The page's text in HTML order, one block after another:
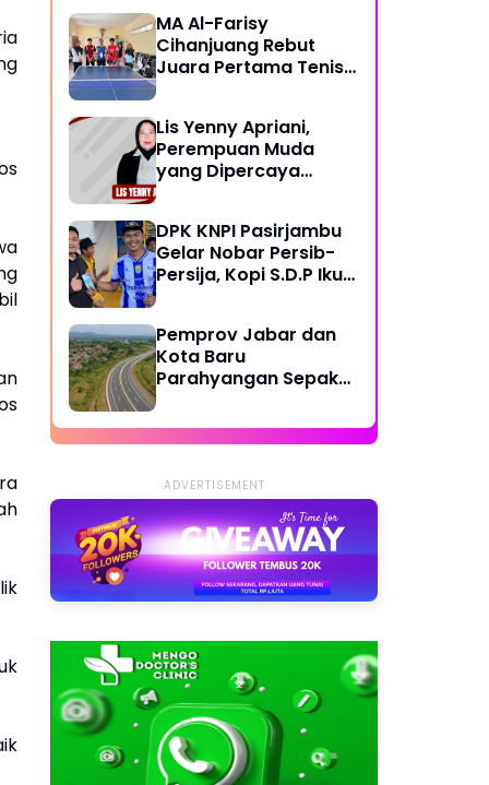
MA Al-Farisy
Cihanjuang Rebut
Juara Pertama Tenis
Lis Yenny Apriani,
Perempuan Muda
yang Dipercaya
DPK KNPI Pasirjambu
Gelar Nobar Persib-
Persija, Kopi S.D.P Ikut
Pemprov Jabar dan
Kota Baru
Parahyangan Sepakat
Cipatat-Access KCJB
Padalarang
ADVERTISEMENT